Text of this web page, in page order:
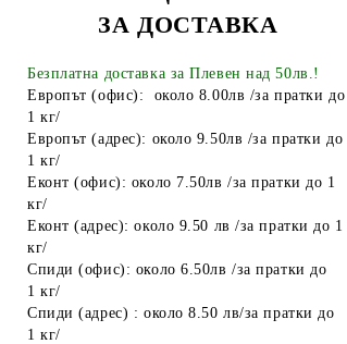
Точило за ножове и ножици
Парти Артикули торти тържества
украса
Фиби, шноли, ластици
Ножици
Ръкавици
ЗА ДОСТАВКА
Безплатна доставка за Плевен над 50лв.!
Европът (офис): около 8.00лв /за пратки до
1 кг/
Европът (адрес): около 9.50лв /за пратки до
1 кг/
Еконт (офис): около 7.50лв /за пратки до 1
кг/
Еконт (адрес): около 9.50 лв /за пратки до 1
кг/
Спиди (офис): около 6.50лв /за пратки до
1 кг/
Спиди (адрес) : около 8.50 лв/за пратки до
1 кг/